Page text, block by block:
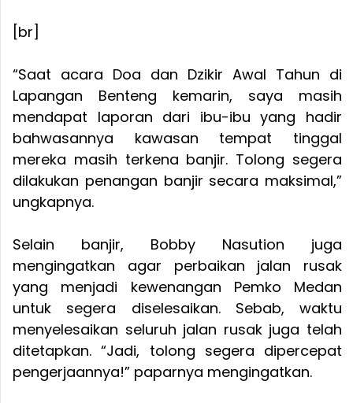
[br]
“Saat acara Doa dan Dzikir Awal Tahun di
Lapangan Benteng kemarin, saya masih
mendapat laporan dari ibu-ibu yang hadir
bahwasannya kawasan tempat tinggal
mereka masih terkena banjir. Tolong segera
dilakukan penangan banjir secara maksimal,”
ungkapnya.
Selain banjir, Bobby Nasution juga
mengingatkan agar perbaikan jalan rusak
yang menjadi kewenangan Pemko Medan
untuk segera diselesaikan. Sebab, waktu
menyelesaikan seluruh jalan rusak juga telah
ditetapkan. “Jadi, tolong segera dipercepat
pengerjaannya!” paparnya mengingatkan.